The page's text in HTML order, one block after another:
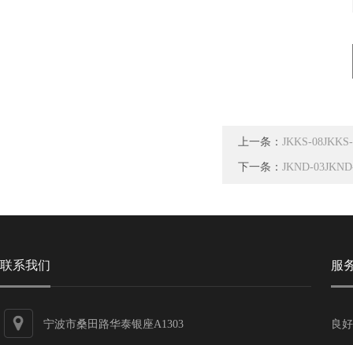
上一条： JKKS-
下一条： JKND-
联系我们
宁波市桑田路华泰银座A1303
服
良